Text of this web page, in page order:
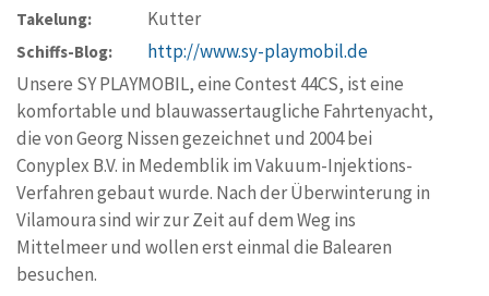
Takelung: Kutter
Schiffs-Blog:
http://www.sy-playmobil.de
Unsere SY PLAYMOBIL, eine Contest 44CS, ist eine
komfortable und blauwassertaugliche Fahrtenyacht,
die von Georg Nissen gezeichnet und 2004 bei
Conyplex B.V. in Medemblik im Vakuum-Injektions-
Verfahren gebaut wurde. Nach der Überwinterung in
Vilamoura sind wir zur Zeit auf dem Weg ins
Mittelmeer und wollen erst einmal die Balearen
besuchen.